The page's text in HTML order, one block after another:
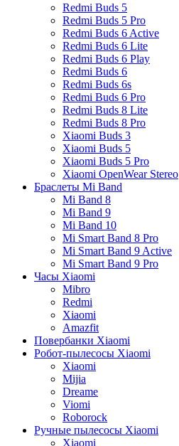
Redmi Buds 5
Redmi Buds 5 Pro
Redmi Buds 6 Active
Redmi Buds 6 Lite
Redmi Buds 6 Play
Redmi Buds 6
Redmi Buds 6s
Redmi Buds 6 Pro
Redmi Buds 8 Lite
Redmi Buds 8 Pro
Xiaomi Buds 3
Xiaomi Buds 5
Xiaomi Buds 5 Pro
Xiaomi OpenWear Stereo
Браслеты Mi Band
Mi Band 8
Mi Band 9
Mi Band 10
Mi Smart Band 8 Pro
Mi Smart Band 9 Active
Mi Smart Band 9 Pro
Часы Xiaomi
Mibro
Redmi
Xiaomi
Amazfit
Повербанки Xiaomi
Робот-пылесосы Xiaomi
Xiaomi
Mijia
Dreame
Viomi
Roborock
Ручные пылесосы Xiaomi
Xiaomi